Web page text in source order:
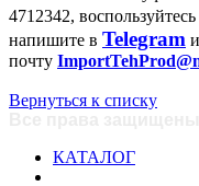
4712342,
напишите в Telegram
почту
Вернуться к списку
КАТАЛОГ